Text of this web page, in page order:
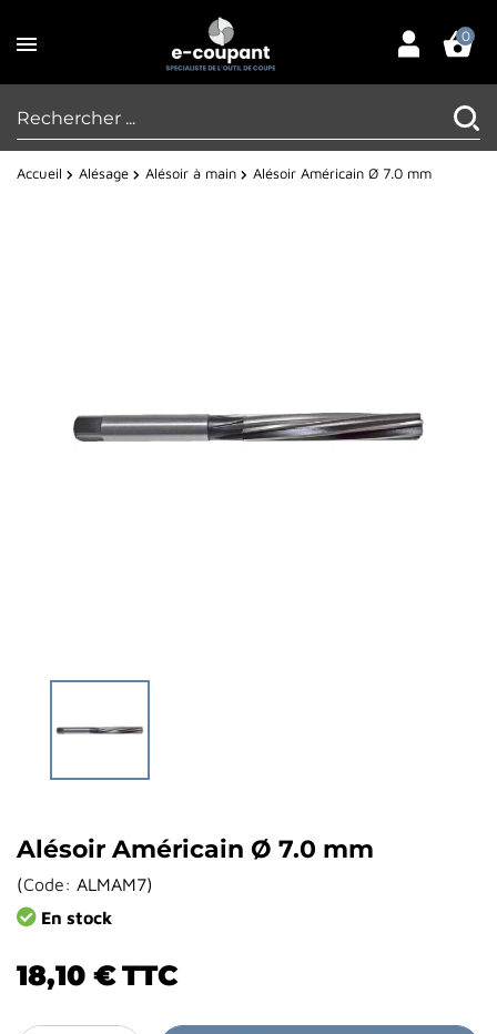
0
Accueil Alésage Alésoir à main Alésoir Américain Ø 7.0 mm
Alésoir Américain Ø 7.0 mm
(Code: ALMAM7)
En stock
18,10 €TTC